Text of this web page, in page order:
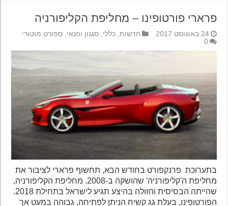
פרארי פורטופינו – מחליפת הקליפורניה
24 באוגוסט 2017 חדשות,כללי,סגנון ופנאי,ספורט מוטורי
0
בתערוכת פרנקפורט בחודש הבא, תחשוף פרארי לציבור את
מחליפת ה'קליפורניה' שהושקה ב-2008. מחליפת הקליפורניה,
שהייתה הבסיסית והזולה בהיצע תגיע לישראל בתחילת 2018.
הפורטופינו, בעלת גג קשיח הניתן לפתיחה, גבוהה במעט אך